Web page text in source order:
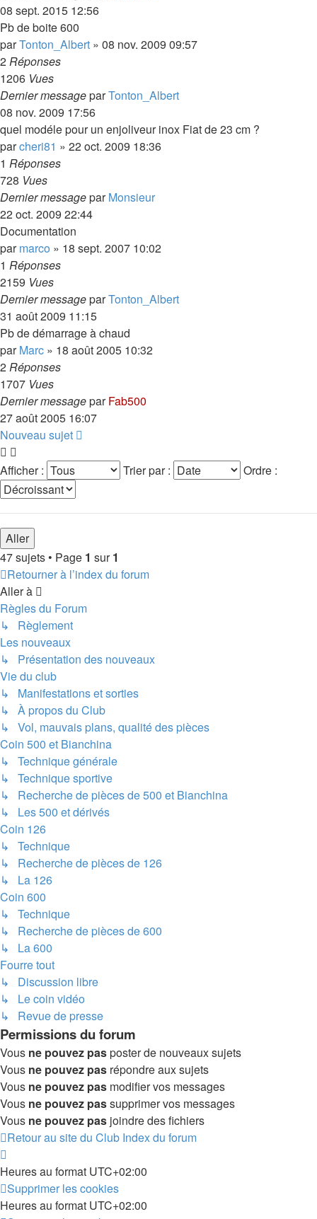
08 sept. 2015 12:56
Pb de boite 600
parTonton_Albert » 08 nov. 2009 09:57
2Réponses
1206 Vues
Dernier messageparTonton_Albert
08 nov. 2009 17:56
quel modéle pour un enjoliveur inox Fiat de 23 cm ?
parcheri81 » 22 oct. 2009 18:36
1 Réponses
728 Vues
Dernier messageparMonsieur
22 oct. 2009 22:44
Documentation
parmarco » 18 sept. 2007 10:02
1 Réponses
2159 Vues
Dernier messageparTonton_Albert
31 août 2009 11:15
Pb de démarrage à chaud
parMarc » 18 août 2005 10:32
2Réponses
1707 Vues
Dernier messageparFab500
27 août 2005 16:07
Nouveau sujet
Afficher : Trier par : Ordre :
47 sujets • Page 1 sur1
Retourner à l’index du forum
Aller à
Règles du Forum
↳ Règlement
Les nouveaux
↳ Présentation des nouveaux
Vie du club
↳ Manifestations et sorties
↳ À propos du Club
↳ Vol, mauvais plans, qualité des pièces
Coin 500 et Bianchina
↳ Technique générale
↳ Technique sportive
↳ Recherche de pièces de 500 et Bianchina
↳ Les 500 et dérivés
Coin 126
↳ Technique
↳ Recherche de pièces de 126
↳ La 126
Coin 600
↳ Technique
↳ Recherche de pièces de 600
↳ La 600
Fourre tout
↳ Discussion libre
↳ Le coin vidéo
↳ Revue de presse
Permissions du forum
Vous ne pouvez pasposter de nouveaux sujets
Vous ne pouvez pas répondre aux sujets
Vous ne pouvez pas modifier vos messages
Vous ne pouvez passupprimer vos messages
Vous ne pouvez pas joindre des fichiers
Retour au site du Club Index du forum
Heures au format UTC+02:00
Supprimer les cookies
Heures au format UTC+02:00